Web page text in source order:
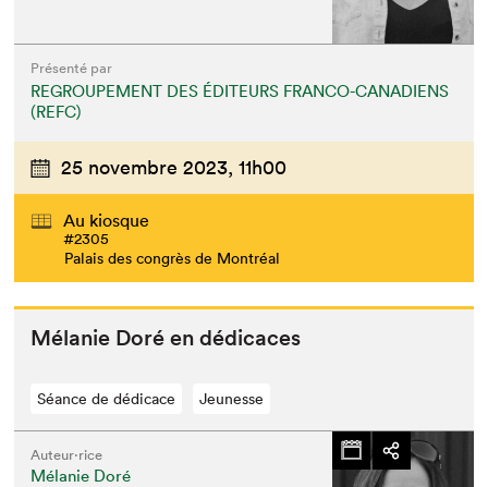
Présenté par
REGROUPEMENT DES ÉDITEURS FRANCO-CANADIENS
(REFC)
25 novembre 2023, 11h00
Au kiosque
#2305
Palais des congrès de Montréal
Mélanie Doré en dédicaces
Séance de dédicace Jeunesse
Auteur·rice
Mélanie Doré